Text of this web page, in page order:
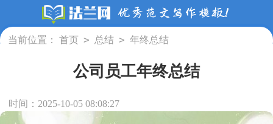
当前位置： 首页 > 总结 > 年终总结
公司员工年终总结
时间：2025-10-05 08:08:27